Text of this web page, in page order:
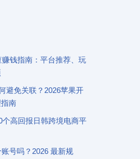
钱指南：平台推荐、玩
避免关联？2026苹果开
南
个高回报日韩跨境电商平
号吗？2026 最新规